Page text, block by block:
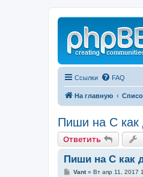
Ссылки FAQ
На главную
Пиши на C как
Ответить
Пиши на C как
СVant» Вт апр 11, 2017